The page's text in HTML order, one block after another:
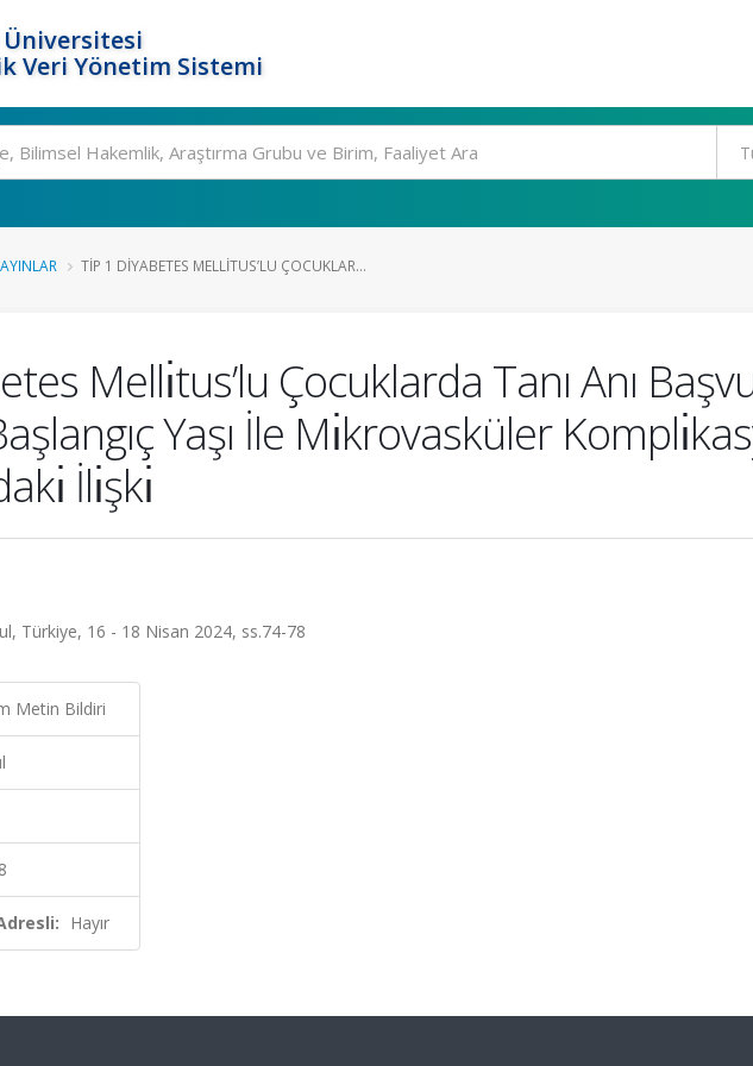
Veri Yönetim Sistemi
TİP 1 DİYABETES MELLİTUS’LU ÇOCUKLAR...
Mellı̇tus’lu Çocuklarda Tanı Anı
Yaşı İle Mı̇krovasküler
İlı̇şkı̇
Türkiye, 16 - 18 Nisan 2024, ss.74-78
Metin Bildiri
Hayır